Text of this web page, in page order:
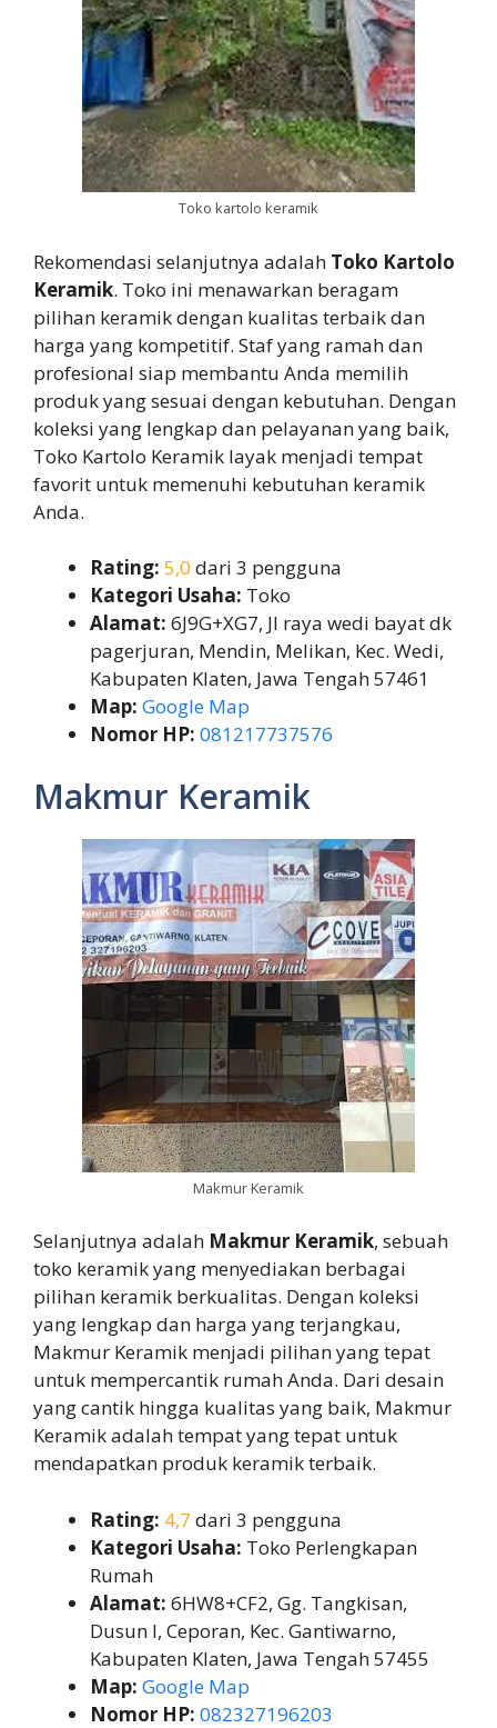
Toko kartolo keramik
Rekomendasi selanjutnya adalah Toko Kartolo
Keramik. Toko ini menawarkan beragam
pilihan keramik dengan kualitas terbaik dan
harga yang kompetitif. Staf yang ramah dan
profesional siap membantu Anda memilih
produk yang sesuai dengan kebutuhan. Dengan
koleksi yang lengkap dan pelayanan yang baik,
Toko Kartolo Keramik layak menjadi tempat
favorit untuk memenuhi kebutuhan keramik
Anda.
Rating: 5,0 dari 3 pengguna
Kategori Usaha: Toko
Alamat: 6J9G+XG7, Jl raya wedi bayat dk
pagerjuran, Mendin, Melikan, Kec. Wedi,
Kabupaten Klaten, Jawa Tengah 57461
Map: Google Map
Nomor HP: 081217737576
Makmur Keramik
Makmur Keramik
Selanjutnya adalah Makmur Keramik, sebuah
toko keramik yang menyediakan berbagai
pilihan keramik berkualitas. Dengan koleksi
yang lengkap dan harga yang terjangkau,
Makmur Keramik menjadi pilihan yang tepat
untuk mempercantik rumah Anda. Dari desain
yang cantik hingga kualitas yang baik, Makmur
Keramik adalah tempat yang tepat untuk
mendapatkan produk keramik terbaik.
Rating: 4,7 dari 3 pengguna
Kategori Usaha: Toko Perlengkapan
Rumah
Alamat: 6HW8+CF2, Gg. Tangkisan,
Dusun I, Ceporan, Kec. Gantiwarno,
Kabupaten Klaten, Jawa Tengah 57455
Map: Google Map
Nomor HP: 082327196203